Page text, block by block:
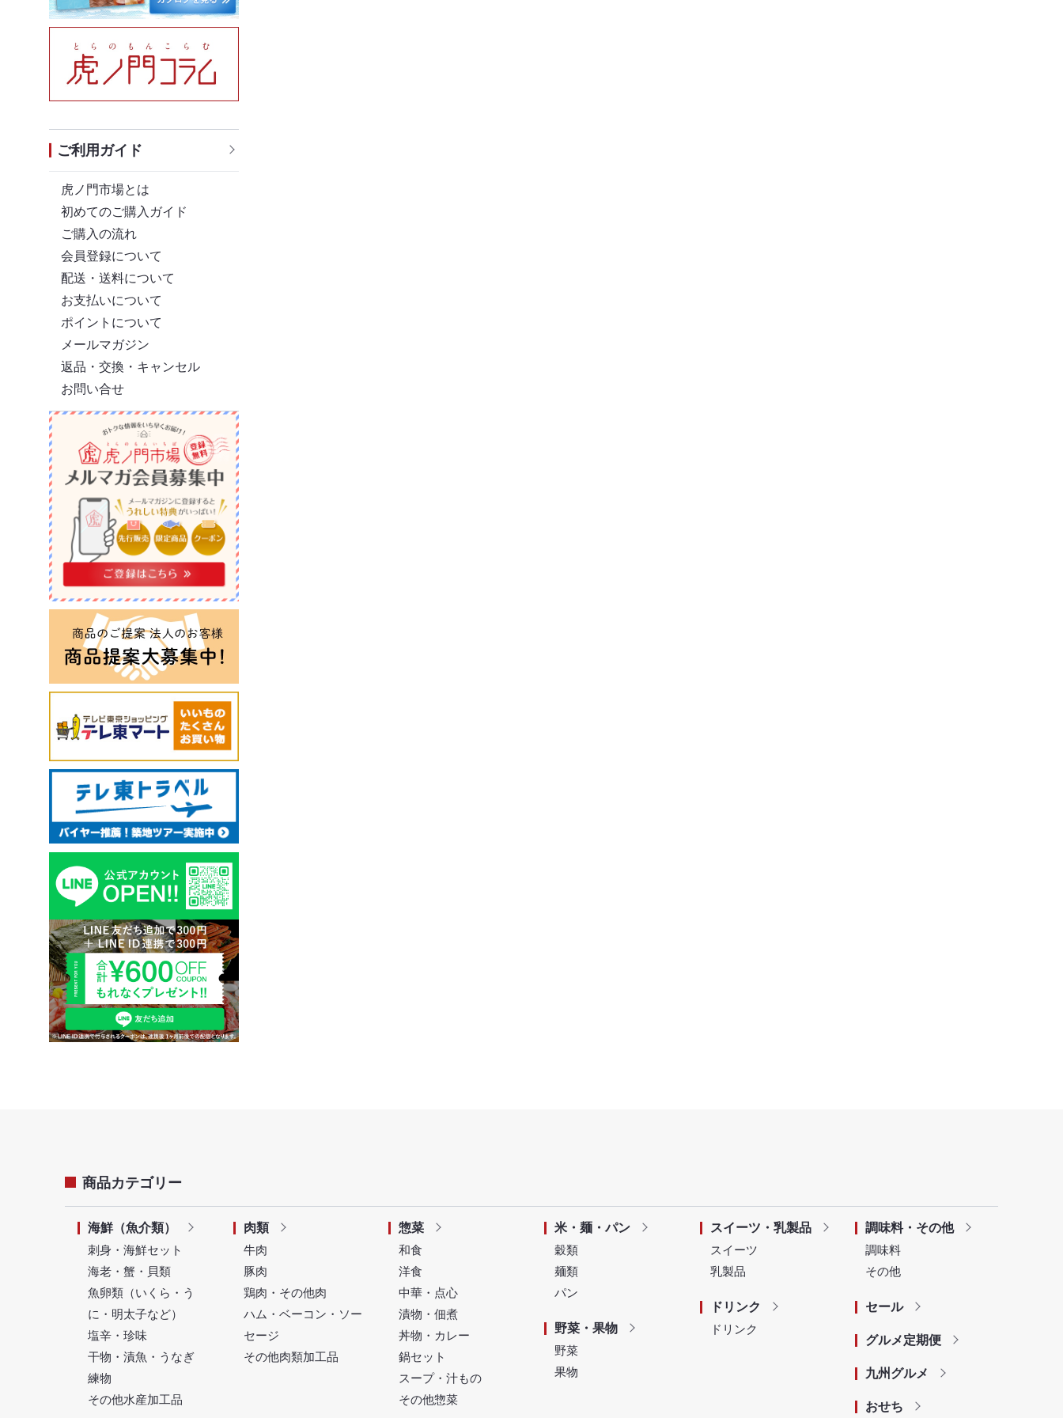
ご利用ガイド
虎ノ門市場とは
初めてのご購入ガイド
ご購入の流れ
会員登録について
配送・送料について
お支払いについて
ポイントについて
メールマガジン
返品・交換・キャンセル
お問い合せ
商品カテゴリー
海鮮（魚介類）
刺身・海鮮セット
海老・蟹・貝類
魚卵類（いくら・う
に・明太子など）
塩辛・珍味
干物・漬魚・うなぎ
練物
その他水産加工品
肉類
牛肉
豚肉
鶏肉・その他肉
ハム・ベーコン・ソー
セージ
その他肉類加工品
惣菜
和食
洋食
中華・点心
漬物・佃煮
丼物・カレー
鍋セット
スープ・汁もの
その他惣菜
米・麺・パン
穀類
麺類
パン
野菜・果物
野菜
果物
スイーツ・乳製品
スイーツ
乳製品
ドリンク
ドリンク
調味料・その他
調味料
その他
セール
グルメ定期便
九州グルメ
おせち